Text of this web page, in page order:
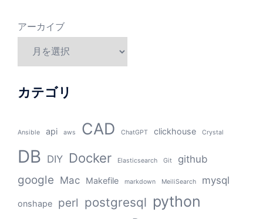
アーカイブ
カテゴリ
Ansible api aws CAD ChatGPT clickhouse Crystal
DB DIY Docker Elasticsearch Git github
google Mac Makefile markdown MeiliSearch mysql
onshape perl postgresql python